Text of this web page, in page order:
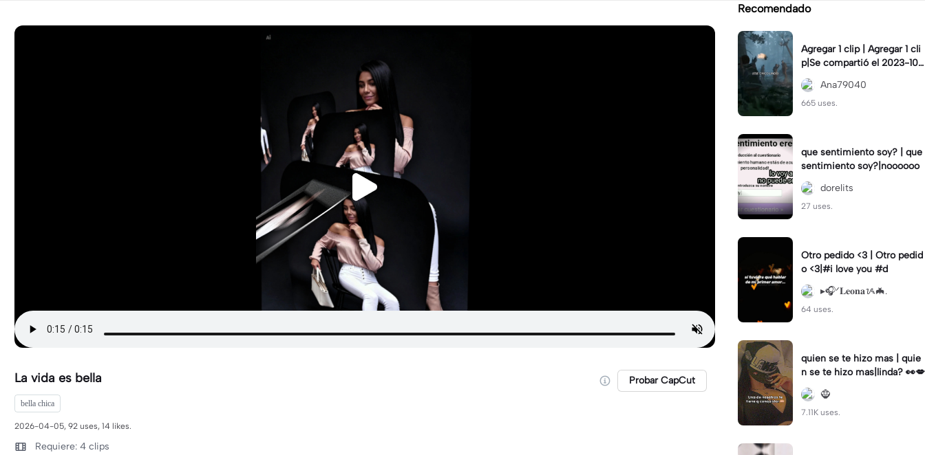
La vida es bella Probar CapCut
bella chica
2026-04-05, 92 uses, 14 likes.
Requiere: 4 clips
Recomendado
Agregar 1 clip | Agregar 1 cli
p|Se compartió el 2023-10-
07
Ana79040
665 uses.
que sentimiento soy? | que
sentimiento soy?|noooooo
dorelits
27 uses.
Otro pedido <3 | Otro pedid
o <3|#i love you #d
▸🎧ᐟ𝐋𝐞𝐨𝐧𝐚ᝰ🦇.
64 uses.
quien se te hizo mas | quie
n se te hizo mas|linda? 👀💋
🧌
7.11K uses.